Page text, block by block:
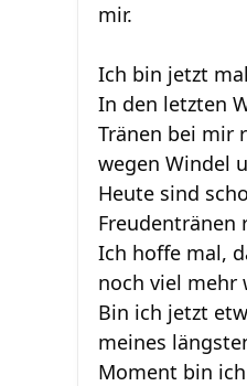
mir.
Ich bin jetzt
In den letzten
Tränen bei mir
wegen Windel
Heute sind
Freudentränen
Ich hoffe mal,
noch viel mehr
Bin ich jetzt
meines
Moment bin